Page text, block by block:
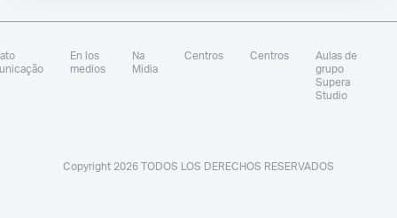
En los
medios
Na
Midia
Centros Centros
Aulas de
grupo
Supera
Studio
Copyright 2026 TODOS LOS DERECHOS RESERVADOS